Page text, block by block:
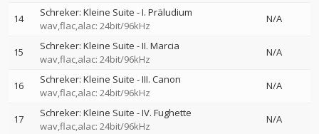
14
Schreker: Kleine Suite - I. Präludium
wav,flac,alac: 24bit/96kHz
N/A
15
Schreker: Kleine Suite - II. Marcia
wav,flac,alac: 24bit/96kHz
N/A
16
Schreker: Kleine Suite - III. Canon
wav,flac,alac: 24bit/96kHz
N/A
17
Schreker: Kleine Suite - IV. Fughette
wav,flac,alac: 24bit/96kHz
N/A